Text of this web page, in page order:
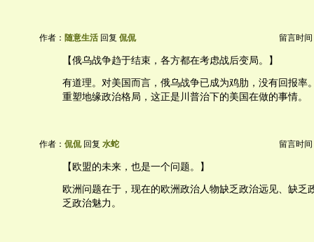
作者： 随意生活 回复 侃侃 留言时间
【俄乌战争趋于结束，各方都在考虑战后变局。】
有道理。对美国而言，俄乌战争已成为鸡肋，没有回报率
重塑地缘政治格局，这正是川普治下的美国在做的事情。
作者： 侃侃回复 水蛇 留言时间
【欧盟的未来，也是一个问题。】
欧洲问题在于，现在的欧洲政治人物缺乏政治远见、缺乏
乏政治魅力。